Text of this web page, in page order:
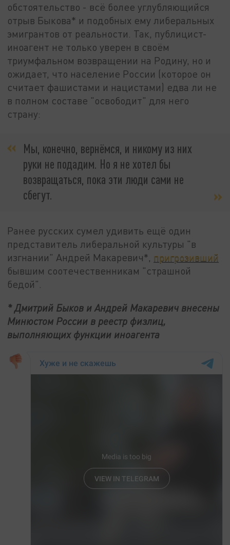
обстоятельство - всё более углубляющийся
отрыв Быкова* и подобных ему либеральных
эмигрантов от реальности. Так, публицист-
иноагент не только уверен в своём
триумфальном возвращении на Родину, но и
ожидает, что население России (которое он
считает фашистами и нацистами) едва ли не
в полном составе "освободит" для него
страну:
Мы, конечно, вернёмся, и никому из них
руки не подадим. Но я не хотел бы
возвращаться, пока эти люди сами не
сбегут.
Ранее русских сумел удивить ещё один
представитель либеральной культуры "в
изгнании" Андрей Макаревич*, пригрозивший
бывшим соотечественникам "страшной
бедой".
* Дмитрий Быков и Андрей Макаревич внесены
Минюстом России в реестр физлиц,
выполняющих функции иноагента